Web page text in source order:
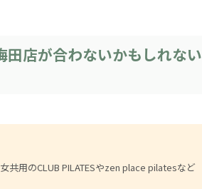
田店が合わないかもしれない
共用のCLUB PILATESやzen place pilatesなど